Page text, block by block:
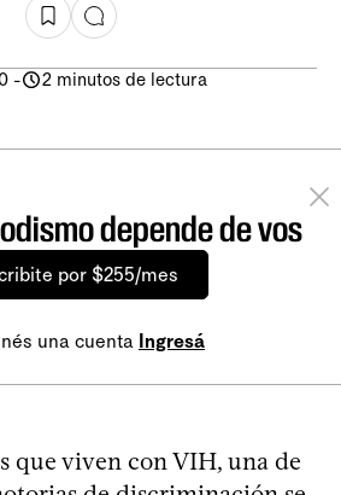
- 2 minutos de lectura
depende de vos
por $255/mes
una cuenta Ingresá
que viven con VIH, una de